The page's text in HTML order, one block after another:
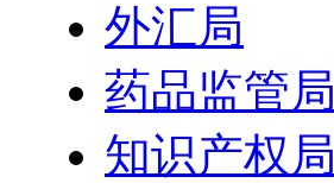
外汇局
药品监管局
知识产权局